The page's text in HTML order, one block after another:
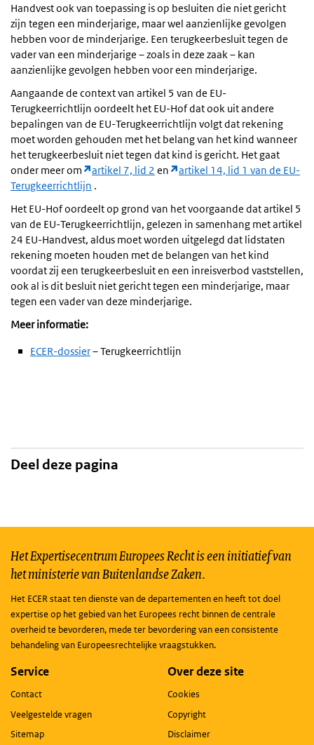
Handvest ook van toepassing is op besluiten die niet gericht
zijn tegen een minderjarige, maar wel aanzienlijke gevolgen
hebben voor de minderjarige. Een terugkeerbesluit tegen de
vader van een minderjarige – zoals in deze zaak – kan
aanzienlijke gevolgen hebben voor een minderjarige.
Aangaande de context van artikel 5 van de EU-
Terugkeerrichtlijn oordeelt het EU-Hof dat ook uit andere
bepalingen van de EU-Terugkeerrichtlijn volgt dat rekening
moet worden gehouden met het belang van het kind wanneer
het terugkeerbesluit niet tegen dat kind is gericht. Het gaat
onder meer om
artikel 7, lid 2 en
artikel 14, lid 1 van de EU-
Terugkeerrichtlijn .
Het EU-Hof oordeelt op grond van het voorgaande dat artikel 5
van de EU-Terugkeerrichtlijn, gelezen in samenhang met artikel
24 EU-Handvest, aldus moet worden uitgelegd dat lidstaten
rekening moeten houden met de belangen van het kind
voordat zij een terugkeerbesluit en een inreisverbod vaststellen,
ook al is dit besluit niet gericht tegen een minderjarige, maar
tegen een vader van deze minderjarige.
Meer informatie:
ECER-dossier– Terugkeerrichtlijn
Deel deze pagina
Het Expertisecentrum Europees Recht is een initiatief van
het ministerie van Buitenlandse Zaken.
Het ECER staat ten dienste van de departementen en heeft tot doel
expertise op het gebied van het Europees recht binnen de centrale
overheid te bevorderen, mede ter bevordering van een consistente
behandeling van Europeesrechtelijke vraagstukken.
Service
Contact
Veelgestelde vragen
Sitemap
Over deze site
Cookies
Copyright
Disclaimer